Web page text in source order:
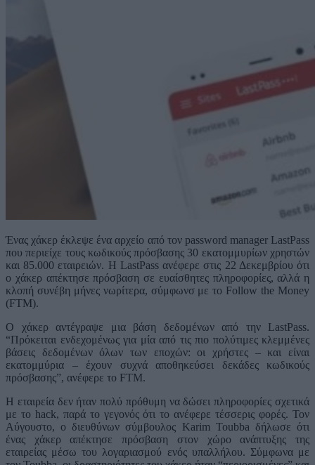
Ένας χάκερ έκλεψε ένα αρχείο από τον password manager LastPass
που περιείχε τους κωδικούς πρόσβασης 30 εκατομμυρίων χρηστών
και 85.000 εταιρειών. Η LastPass ανέφερε στις 22 Δεκεμβρίου ότι
ο χάκερ απέκτησε πρόσβαση σε ευαίσθητες πληροφορίες, αλλά η
κλοπή συνέβη μήνες νωρίτερα, σύμφωνσ με το Follow the Money
(FTM).
Ο χάκερ αντέγραψε μια βάση δεδομένων από την LastPass.
“Πρόκειται ενδεχομένως για μία από τις πιο πολύτιμες κλεμμένες
βάσεις δεδομένων όλων των εποχών: οι χρήστες – και είναι
εκατομμύρια – έχουν συχνά αποθηκεύσει δεκάδες κωδικούς
πρόσβασης”, ανέφερε το FTM.
Η εταιρεία δεν ήταν πολύ πρόθυμη να δώσει πληροφορίες σχετικά
με το hack, παρά το γεγονός ότι το ανέφερε τέσσερις φορές. Τον
Αύγουστο, ο διευθύνων σύμβουλος Karim Toubba δήλωσε ότι
ένας χάκερ απέκτησε πρόσβαση στον χώρο ανάπτυξης της
εταιρείας μέσω του λογαριασμού ενός υπαλλήλου. Σύμφωνα με